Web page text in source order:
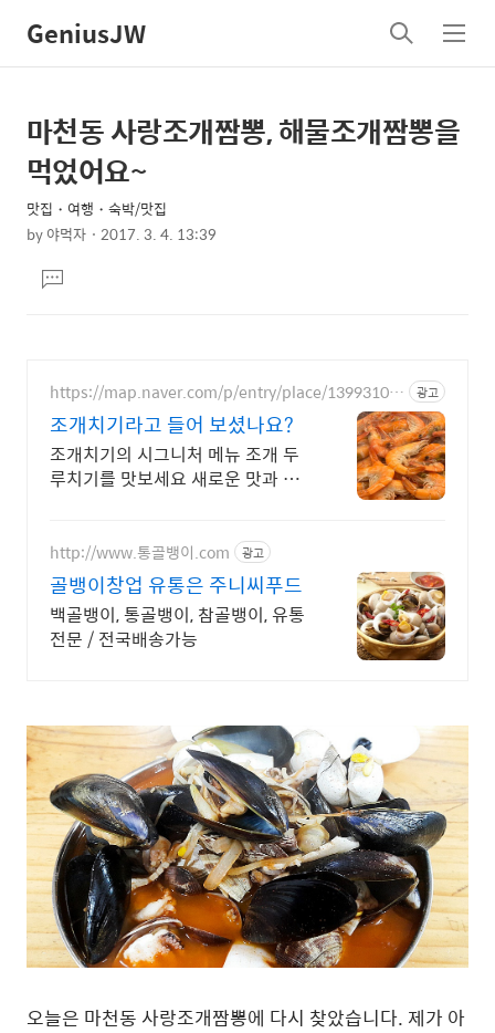
GeniusJW
검
색
메
뉴
상
세
컨
텐
본
제
목
마천동 사랑조개짬뽕, 해물조개짬뽕을
먹었어요~
맛집・여행・숙박/맛집
by야먹자 2017. 3. 4. 13:39
문댓
글
https://map.naver.com/p/entry/place/13993106 광고
조개치기라고 들어 보셨나요?
조개치기의 시그니처 메뉴 조개 두
루치기를 맛보세요 새로운 맛과 칼
http://www.통골뱅이.com 광고
골뱅이창업 유통은 주니씨푸드
백골뱅이, 통골뱅이, 참골뱅이, 유통
전문 / 전국배송가능
오늘은 마천동 사랑조개짬뽕에 다시 찾았습니다. 제가 아